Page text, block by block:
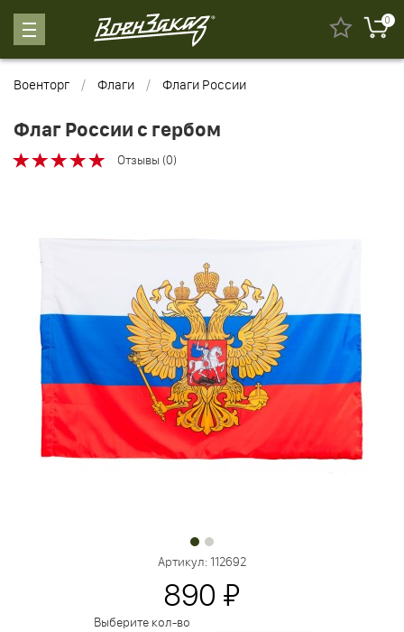
0
Военторг Флаги Флаги России
Флаг России с гербом
Отзывы (0)
Артикул:112692
890 ₽
Выберите кол-во